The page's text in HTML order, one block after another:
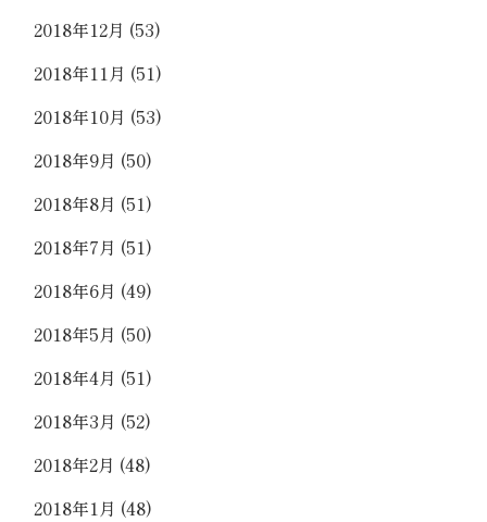
2018年12月 (53)
2018年11月 (51)
2018年10月 (53)
2018年9月 (50)
2018年8月 (51)
2018年7月 (51)
2018年6月 (49)
2018年5月 (50)
2018年4月 (51)
2018年3月 (52)
2018年2月 (48)
2018年1月 (48)